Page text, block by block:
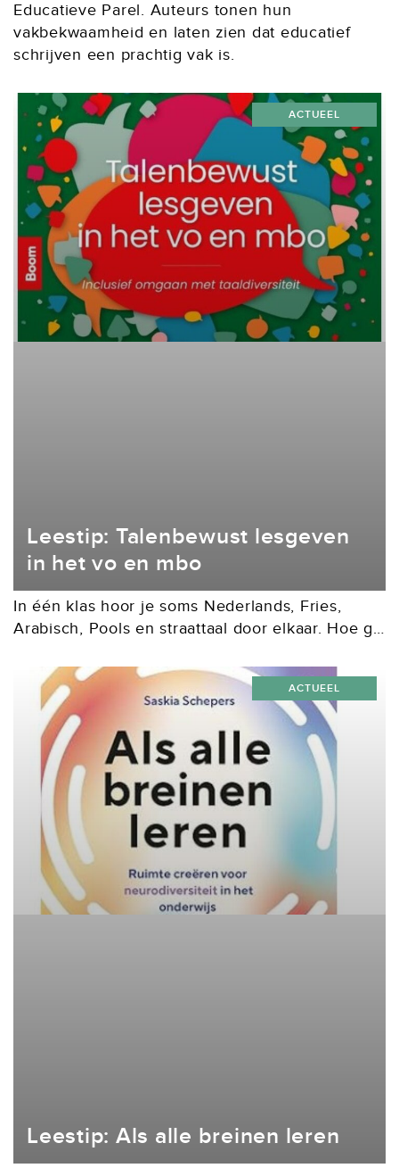
Educatieve Parel. Auteurs tonen hun
vakbekwaamheid en laten zien dat educatief
schrijven een prachtig vak is.
Leestip: Talenbewust lesgeven
in het vo en mbo
In één klas hoor je soms Nederlands, Fries,
Arabisch, Pools en straattaal door elkaar. Hoe ga
lesgeven in het vo en mbo...
ACTUEEL
Leestip: Als alle breinen leren
ACTUEEL